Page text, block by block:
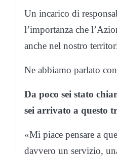
Un incarico di
l’importanza che
anche nel nostro
Ne abbiamo parlato
Da poco sei stato
sei arrivato a questo
«Mi piace pensare a
davvero un servizio,